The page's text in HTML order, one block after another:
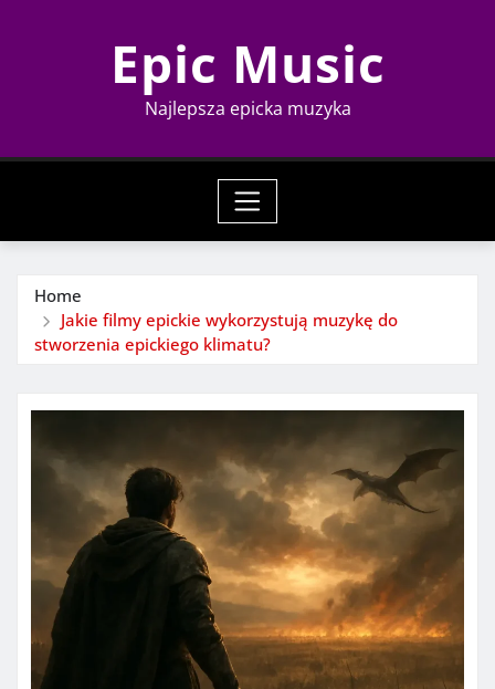
Epic Music
Najlepsza epicka muzyka
Home
Jakie filmy epickie wykorzystują muzykę do
stworzenia epickiego klimatu?